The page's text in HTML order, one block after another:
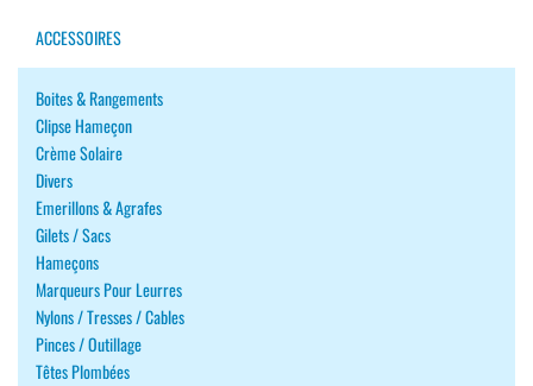
ACCESSOIRES
Boites & Rangements
Clipse Hameçon
Crème Solaire
Divers
Emerillons & Agrafes
Gilets / Sacs
Hameçons
Marqueurs Pour Leurres
Nylons / Tresses / Cables
Pinces / Outillage
Têtes Plombées